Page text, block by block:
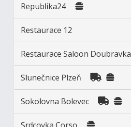
Republika24
Restaurace 12
Restaurace Saloon Doubravka
Slunečnice Plzeň
Sokolovna Bolevec